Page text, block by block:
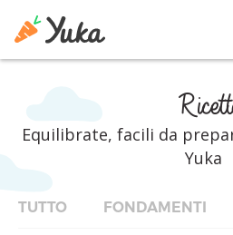
Ricette
Equilibrate, facili da
Yuka
TUTTO FONDAMENTI